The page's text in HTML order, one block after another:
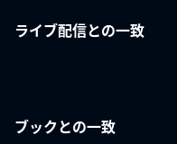
ライブ配信との一致
ブックとの一致